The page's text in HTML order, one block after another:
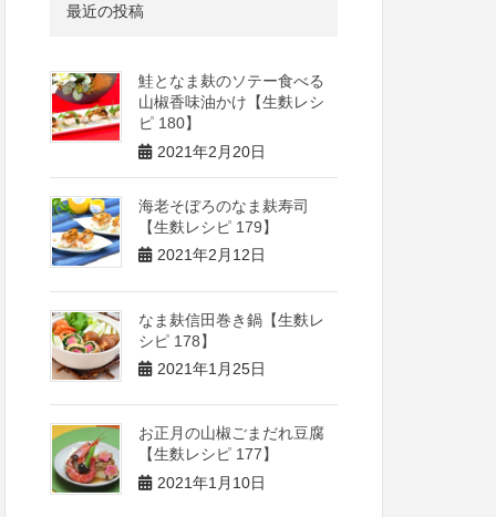
最近の投稿
鮭となま麸のソテー食べる
山椒香味油かけ【生麩レシ
ピ 180】
2021年2月20日
海老そぼろのなま麸寿司
【生麩レシピ 179】
2021年2月12日
なま麸信田巻き鍋【生麩レ
シピ 178】
2021年1月25日
お正月の山椒ごまだれ豆腐
【生麩レシピ 177】
2021年1月10日